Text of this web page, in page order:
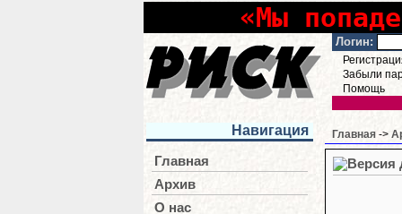
«Мы
Логин:
Забыли
Помощь
Навигация
Главная
Архив
О нас
Главная ->